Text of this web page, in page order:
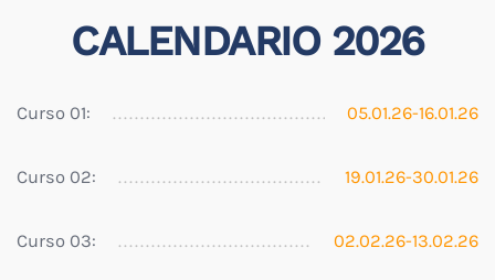
CALENDARIO 2026
Curso 01: 05.01.26-16.01.26
Curso 02: 19.01.26-30.01.26
Curso 03: 02.02.26-13.02.26